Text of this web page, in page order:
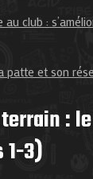
au club :
patte et son
:
3)